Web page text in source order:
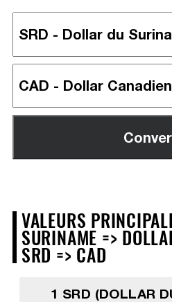
VALEURS
SURINAME =>
SRD => CAD
1 SRD (DOLLAR